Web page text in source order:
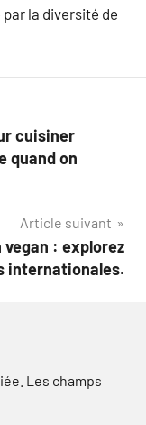
la diversité de
cuisiner
quand on
Article suivant
vegan : explorez
internationales.
Les champs